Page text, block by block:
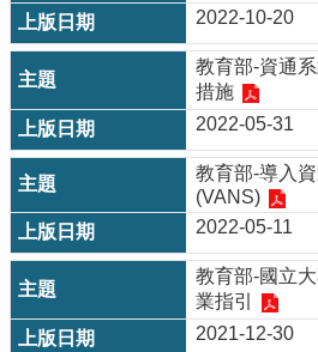
引
安
全
通
報
教
訓
練
DNS
伺
服
2022-10-20
教育部-資通
措施
2022-05-31
教育部-導入
(VANS)
2022-05-11
教育部-國立
業指引
2021-12-30